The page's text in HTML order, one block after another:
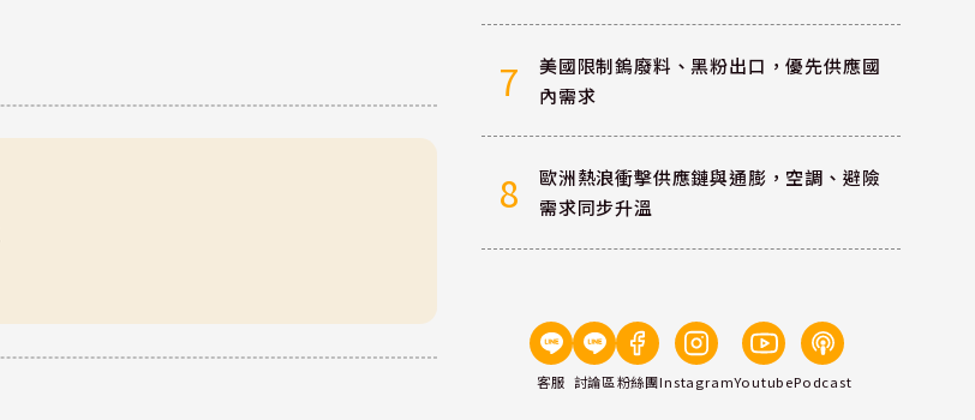
7
美國限制鎢廢料、黑粉出口，優先供應國
內需求
8
歐洲熱浪衝擊供應鏈與通膨，空調、避險
需求同步升溫
客服 討論區粉絲團InstagramYoutubePodcast